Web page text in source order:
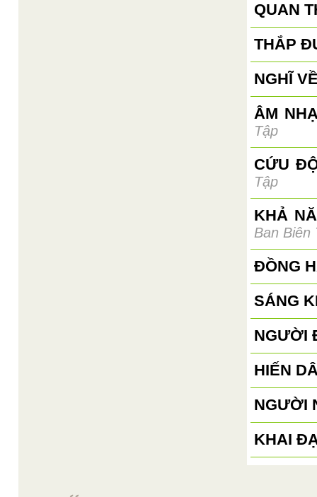
QUAN
THẮP
NGHĨ
ÂM
Tập
CỨU
Tập
KHẢ
Ban Biên
ĐỒNG
SÁNG
NGƯỜI
HIẾN
NGƯỜI
KHAI